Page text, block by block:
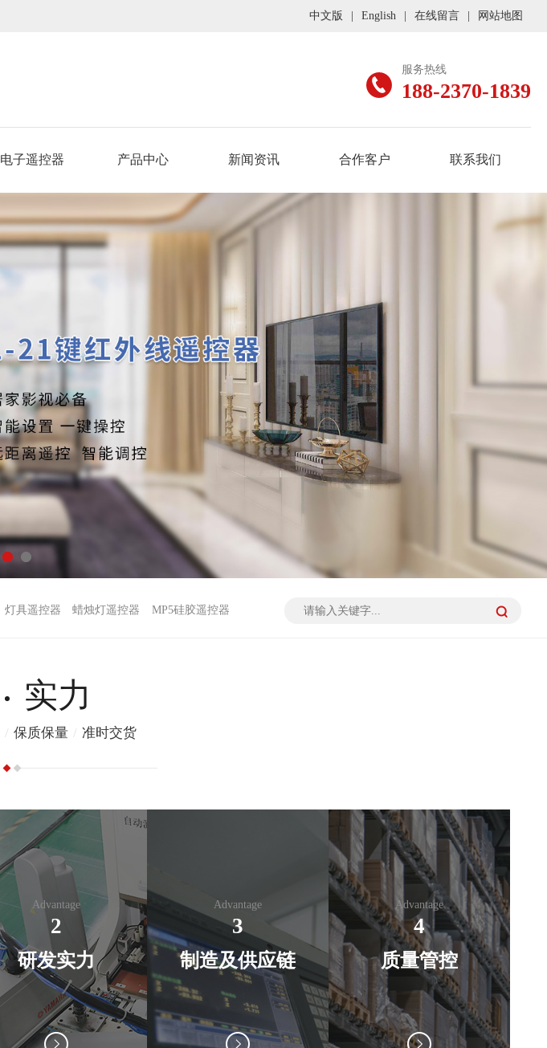
中文版 English 在线留言 网站地图
服务热线
188-2370-1839
电子遥控器 产品中心 新闻资讯 合作客户 联系我们
灯具遥控器 蜡烛灯遥控器 MP5硅胶遥控器
实力
/ 保质保量 / 准时交货
Advantage
2
研发实力
Advantage
3
制造及供应链
Advantage
4
质量管控